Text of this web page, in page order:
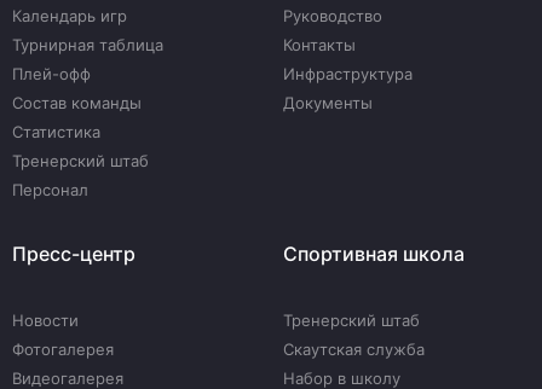
Календарь игр
Турнирная таблица
Плей-офф
Состав команды
Статистика
Тренерский штаб
Персонал
Руководство
Контакты
Инфраструктура
Документы
Пресс-центр
Новости
Фотогалерея
Видеогалерея
Спортивная школа
Тренерский штаб
Скаутская служба
Набор в школу